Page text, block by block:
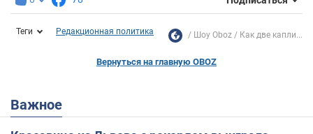
Теги Редакционная политика Шоу Oboz Как две капли...
Вернуться на главную OBOZ
Важное